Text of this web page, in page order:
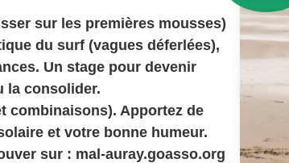
sur les premières mousses)
du surf (vagues déferlées),
Un stage pour devenir
la consolider.
combinaisons). Apportez de
et votre bonne humeur.
sur : mal-auray.goasso.org